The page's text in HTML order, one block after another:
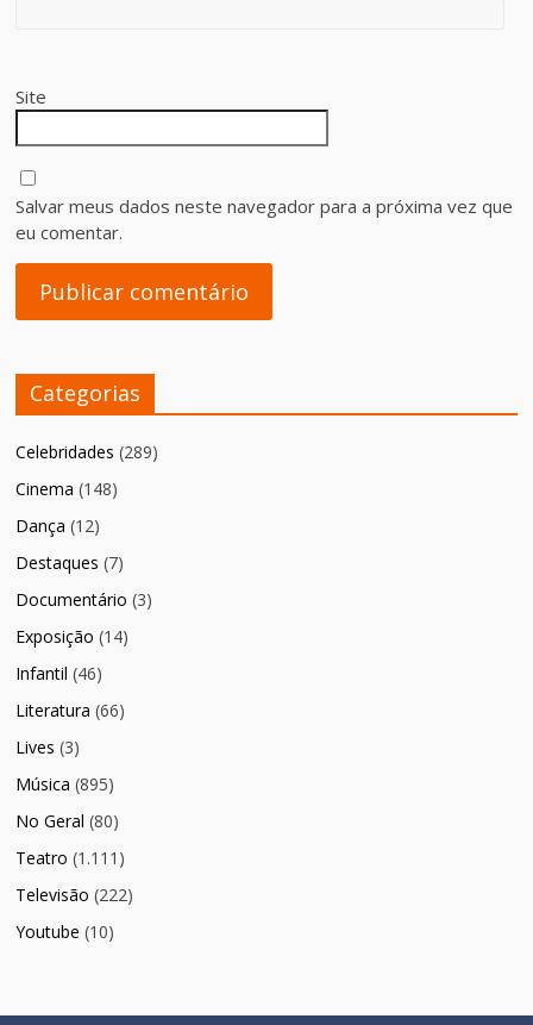
Site
Salvar meus dados neste navegador para a próxima vez que
eu comentar.
Categorias
Celebridades (289)
Cinema (148)
Dança (12)
Destaques (7)
Documentário (3)
Exposição (14)
Infantil (46)
Literatura (66)
Lives (3)
Música (895)
No Geral (80)
Teatro (1.111)
Televisão (222)
Youtube (10)